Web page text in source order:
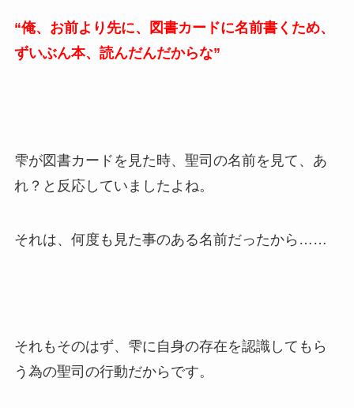
“俺、お前より先に、図書カードに名前書くため、
ずいぶん本、読んだんだからな”
雫が図書カードを見た時、聖司の名前を見て、あ
れ？と反応していましたよね。
それは、何度も見た事のある名前だったから……
それもそのはず、雫に自身の存在を認識してもら
う為の聖司の行動だからです。